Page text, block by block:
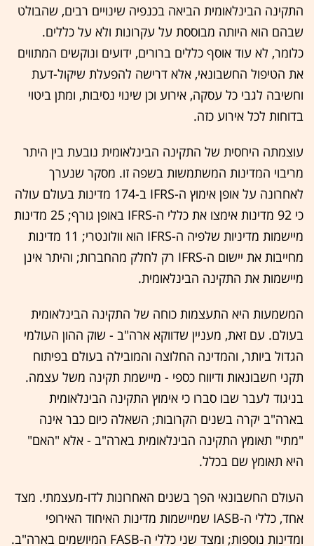
התקינה הבינלאומית הביאה בכנפיה שינויים רבים, שהבולט
שבהם הוא היותה מבוססת על עקרונות ולא על כללים.
כלומר, לא עוד אוסף כללים ברורים, ידועים ונוקשים המתווים
את הטיפול החשבונאי, אלא דרישה להפעלת שיקול-דעת
וחשיבה לגבי כל עסקה, אירוע וכן שינוי נסיבות, ומתן ביטוי
בדוחות לכל אירוע כזה.
עוצמתה היחסית של התקינה הבינלאומית נובעת בין היתר
מריבוי המדינות המשתמשות בשפה זו. מסקר שנערך
לאחרונה על אופן אימוץ ה-IFRS ב-174 מדינות בעולם עולה
כי 92 מדינות אימצו את כללי ה-IFRS באופן גורף; 25 מדינות
מיישמות מדיניות שלפיה ה-IFRS הוא וולונטרי; 11 מדינות
מחייבות את יישום ה-IFRS רק לחלק מהחברות; והיתר אינן
מיישמות את התקינה הבינלאומית.
המשמעות היא התעצמות כוחה של התקינה הבינלאומית
בעולם. עם זאת, מעניין שדווקא ארה"ב - שוק ההון העולמי
הגדול ביותר, והמדינה החלוצה והמובילה בעולם בפיתוח
תקני חשבונאות ודיווח כספי - מיישמת תקינה משל עצמה.
בניגוד לעבר שבו סברו כי אימוץ התקינה הבינלאומית
בארה"ב יקרה בשנים הקרובות; השאלה כיום כבר אינה
"מתי" תאומץ התקינה הבינלאומית בארה"ב - אלא "האם"
היא תאומץ שם בכלל.
העולם החשבונאי הפך בשנים האחרונות לדו-מעצמתי. מצד
אחד, כללי ה-IASB שמיישמות מדינות האיחוד האירופי
ומדינות נוספות; ומצד שני כללי ה-FASB המיושמים בארה"ב.